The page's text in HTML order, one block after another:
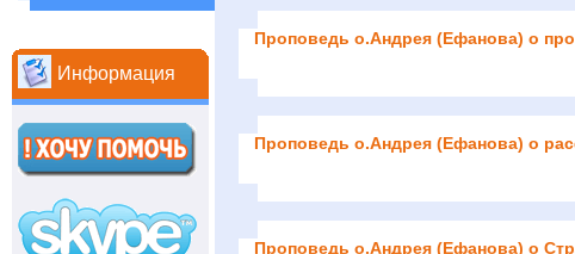
Проповедь о.Андрея (Ефанова) о
Проповедь о.Андрея (Ефанова) о
Проповедь о.Андрея (Ефанова) о
Информация